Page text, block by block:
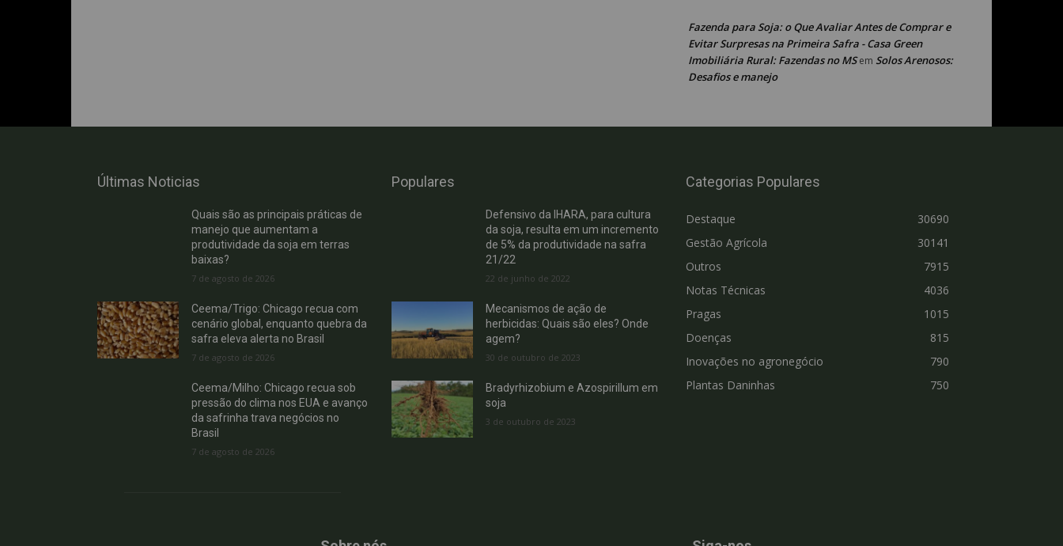
Fazenda para Soja: o Que Avaliar Antes de Comprar e
Evitar Surpresas na Primeira Safra - Casa Green
Imobiliária Rural: Fazendas no MSem Solos Arenosos:
Desafios e manejo
Últimas Noticias
Quais são as principais práticas de
manejo que aumentam a
produtividade da soja em terras
baixas?
7 de agosto de 2026
Ceema/Trigo: Chicago recua com
cenário global, enquanto quebra da
safra eleva alerta no Brasil
7 de agosto de 2026
Ceema/Milho: Chicago recua sob
pressão do clima nos EUA e avanço
da safrinha trava negócios no
Brasil
7 de agosto de 2026
Populares
Defensivo da IHARA, para cultura
da soja, resulta em um incremento
de 5% da produtividade na safra
21/22
22 de junho de 2022
Mecanismos de ação de
herbicidas: Quais são eles? Onde
agem?
30 de outubro de 2023
Bradyrhizobium e Azospirillum em
soja
3 de outubro de 2023
Categorias Populares
Destaque
30690
Gestão Agrícola
30141
Outros
7915
Notas Técnicas
4036
Pragas
1015
Doenças
815
Inovações no agronegócio
790
Plantas Daninhas
750